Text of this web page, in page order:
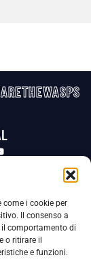
come i cookie per
Il consenso a
comportamento di
o ritirare il
e funzioni.
che vigila sulle modalità